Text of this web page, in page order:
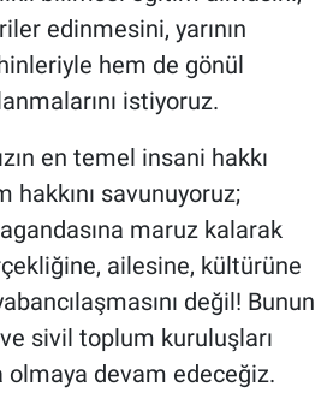
edinmesini, yarının
hem de gönül
istiyoruz.
en temel insani hakkı
savunuyoruz;
maruz kalarak
ailesine, kültürüne
değil! Bunun
sivil toplum kuruluşları
olmaya devam edeceğiz.